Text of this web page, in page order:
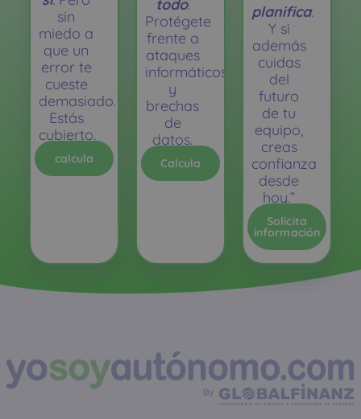
sin
miedo a
que un
error te
cueste
demasiado.
Estás
cubierto.
calcula
todo.
Protégete
frente a
ataques
informáticos
y
brechas
de
datos.
Calcula
planifica.
Y si
además
cuidas
del
futuro
de tu
equipo,
creas
confianza
desde
hoy.”
Solicita
información